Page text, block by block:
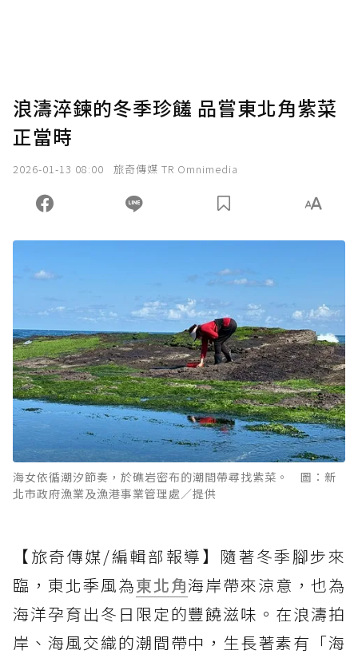
浪濤淬鍊的冬季珍饈 品嘗東北角紫菜
正當時
2026-01-13 08:00 旅奇傳媒 TR Omnimedia
海女依循潮汐節奏，於礁岩密布的潮間帶尋找紫菜。 圖：新
北市政府漁業及漁港事業管理處／提供
【旅奇傳媒/編輯部報導】隨著冬季腳步來
臨，東北季風為東北角海岸帶來涼意，也為
海洋孕育出冬日限定的豐饒滋味。在浪濤拍
岸、海風交織的潮間帶中，生長著素有「海